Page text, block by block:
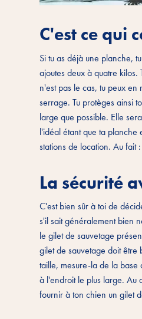
C'est ce qui
Si tu as déjà une planche,
ajoutes deux à quatre
n'est pas le cas, tu peux
serrage. Tu protèges ainsi
large que possible. Elle
l'idéal étant que ta planche
stations de location. Au fait
La sécurité
C'est bien sûr à toi de
s'il sait généralement bien
le gilet de sauvetage
gilet de sauvetage doit
taille, mesure-la de la base
à l'endroit le plus large. Au
fournir à ton chien un gilet